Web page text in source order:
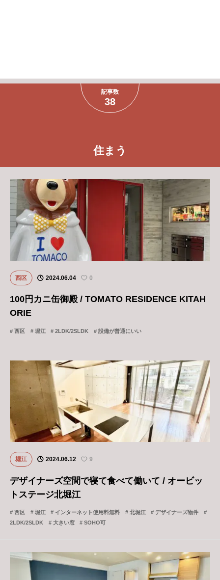
住まう
記事数
38
西区 2024.06.04 0
100円カニ缶御殿 / TOMATO RESIDENCE KITAH
ORIE
西区 堀江 2LDK/2SLDK 設備が普通にいい
堀江 2024.06.12 9
デザイナーズ空間で寝て食べて働いて / オービッ
トステージ北堀江
西区 堀江 インターネット使用料無料 北堀江
デザイナーズ物件
2LDK/2SLDK
大きい窓 SOHO可